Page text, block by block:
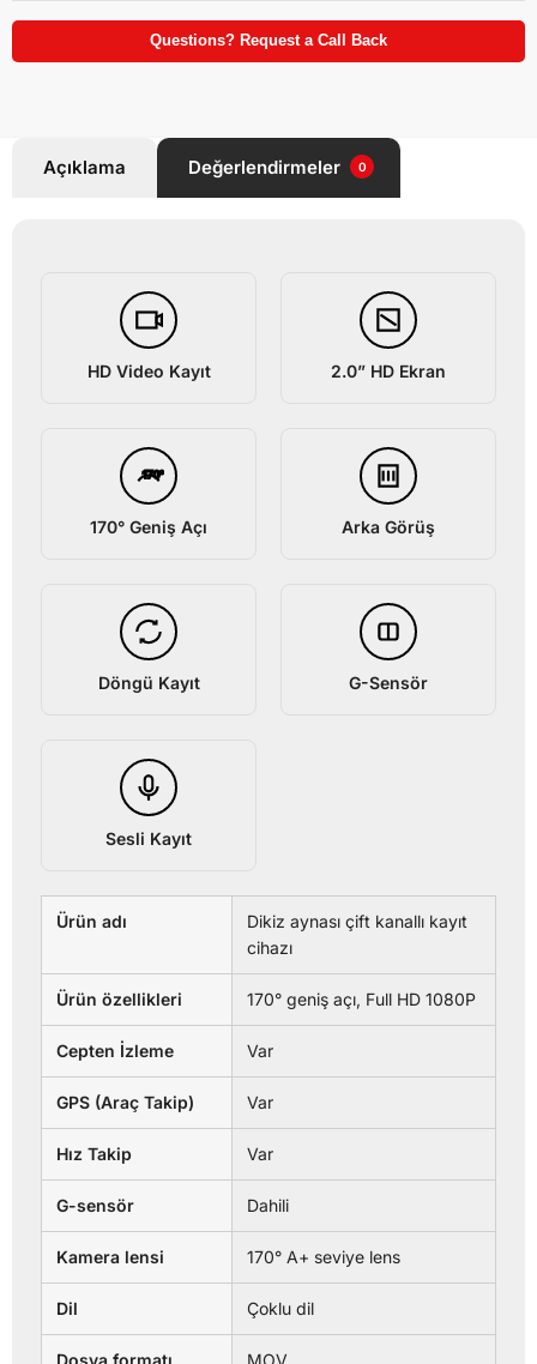
Questions? Request a Call Back
Açıklama Değerlendirmeler 0
HD Video Kayıt 2.0” HD Ekran
170°
170° Geniş Açı Arka Görüş
Döngü Kayıt G-Sensör
Sesli Kayıt
Ürün adı
Dikiz aynası çift kanallı kayıt
cihazı
Ürün özellikleri 170° geniş açı, Full HD 1080P
Cepten İzleme Var
GPS (Araç Takip) Var
Hız Takip Var
G-sensör Dahili
Kamera lensi 170° A+ seviye lens
Dil Çoklu dil
Dosya formatı MOV